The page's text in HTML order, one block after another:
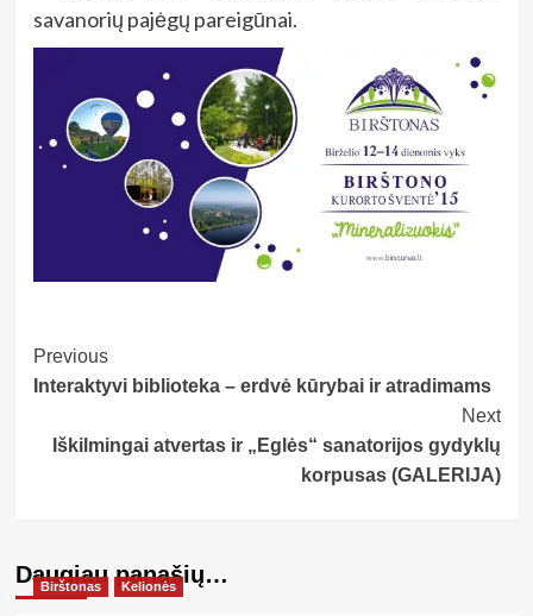
savanorių pajėgų pareigūnai.
Post
Navigation
Previous
Interaktyvi biblioteka – erdvė kūrybai ir atradimams
Next
Iškilmingai atvertas ir „Eglės“ sanatorijos gydyklų
korpusas (GALERIJA)
Daugiau panašių…
Birštonas Kelionės